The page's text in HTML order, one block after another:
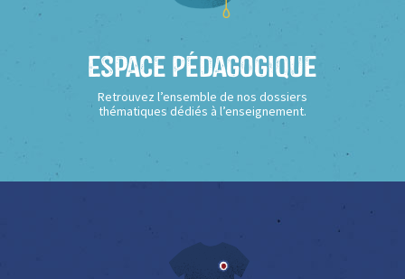
Espace Pédagogique
Retrouvez l’ensemble de nos dossiers
thématiques dédiés à l’enseignement.